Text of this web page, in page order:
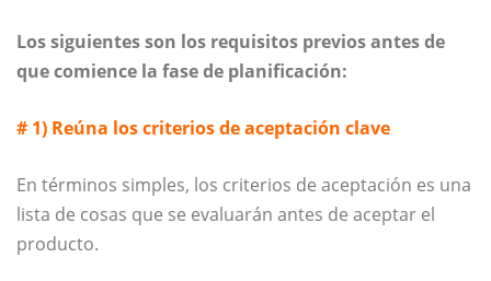
Los siguientes son los requisitos previos antes de
que comience la fase de planificación:
# 1) Reúna los criterios de aceptación clave
En términos simples, los criterios de aceptación es una
lista de cosas que se evaluarán antes de aceptar el
producto.